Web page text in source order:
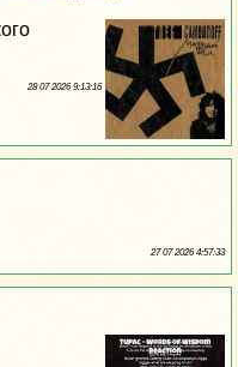
28 07 2026 9:13:16
27 07 2026 4:57:33